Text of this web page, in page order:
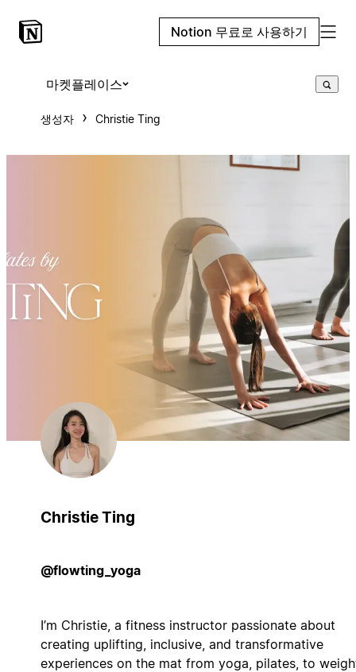
Notion 무료로 사용하기
마켓플레이스
생성자 Christie Ting
Christie Ting
@flowting_yoga
I’m Christie, a fitness instructor passionate about
creating uplifting, inclusive, and transformative
experiences on the mat from yoga, pilates, to